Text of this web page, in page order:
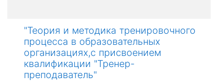
"Теория и методика тренировочного
процесса в образовательных
организациях,с присвоением
квалификации "Тренер-
преподаватель"